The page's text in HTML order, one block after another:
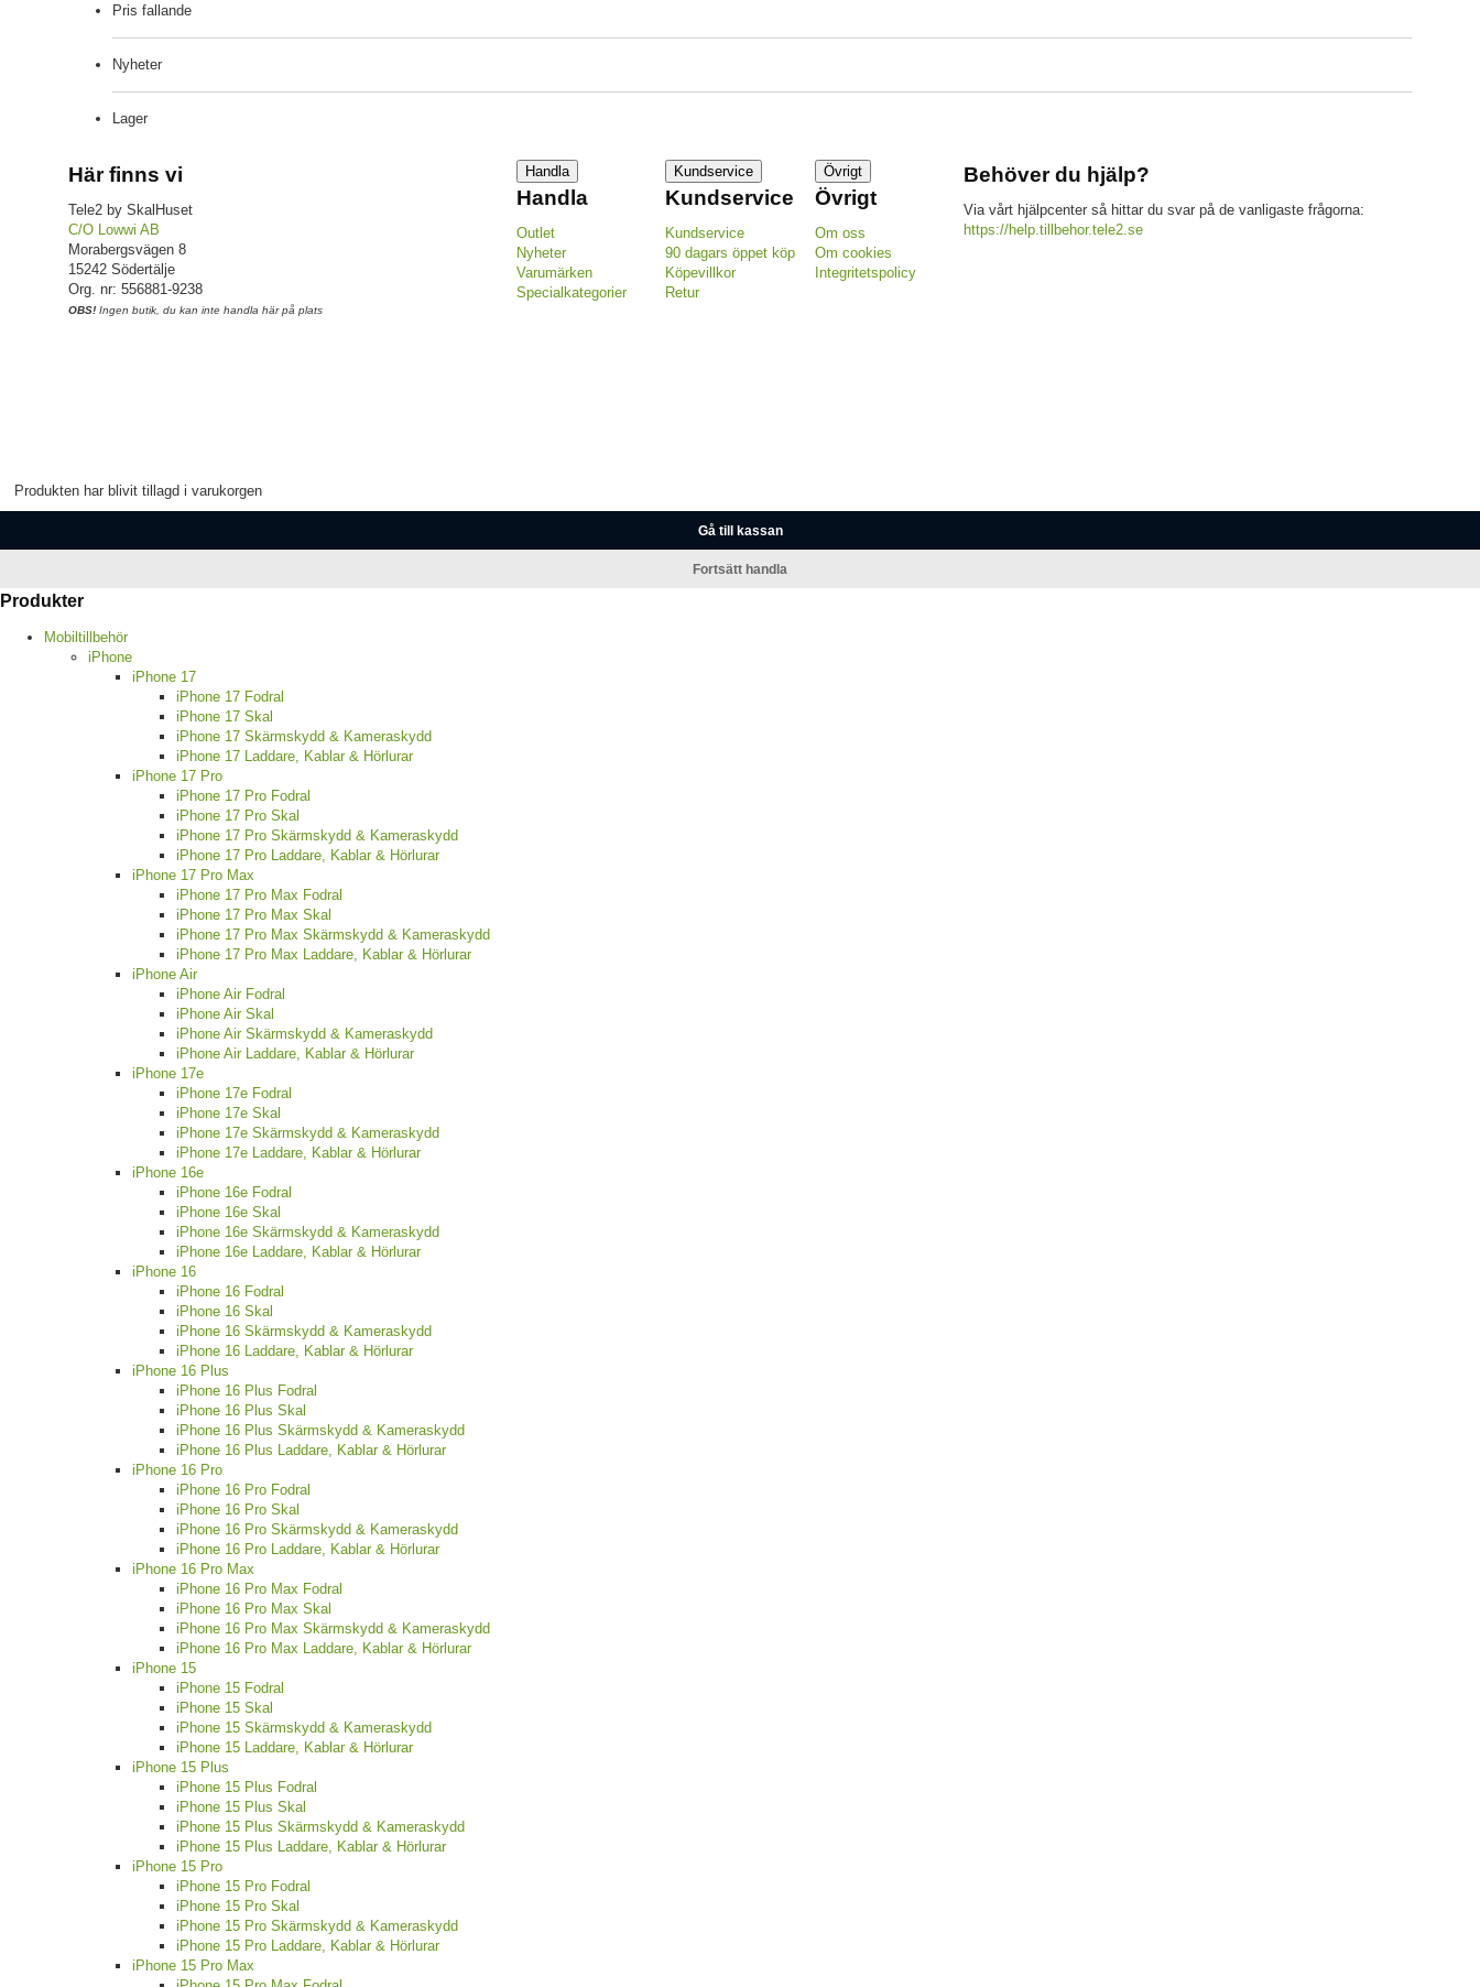
Pris fallande
Nyheter
Lager
Här finns vi
Tele2 by SkalHuset
C/O Lowwi AB
Morabergsvägen 8
15242 Södertälje
Org. nr: 556881-9238
OBS! Ingen butik, du kan inte handla här på plats
Handla
Handla
Outlet
Nyheter
Varumärken
Specialkategorier
Kundservice
Kundservice
Kundservice
90 dagars öppet köp
Köpevillkor
Retur
Övrigt
Övrigt
Om oss
Om cookies
Integritetspolicy
Behöver du hjälp?
Via vårt hjälpcenter så hittar du svar på de vanligaste frågorna:
https://help.tillbehor.tele2.se
Produkten har blivit tillagd i varukorgen
Gå till kassan
Fortsätt handla
Produkter
Mobiltillbehör
iPhone
iPhone 17
iPhone 17 Fodral
iPhone 17 Skal
iPhone 17 Skärmskydd & Kameraskydd
iPhone 17 Laddare, Kablar & Hörlurar
iPhone 17 Pro
iPhone 17 Pro Fodral
iPhone 17 Pro Skal
iPhone 17 Pro Skärmskydd & Kameraskydd
iPhone 17 Pro Laddare, Kablar & Hörlurar
iPhone 17 Pro Max
iPhone 17 Pro Max Fodral
iPhone 17 Pro Max Skal
iPhone 17 Pro Max Skärmskydd & Kameraskydd
iPhone 17 Pro Max Laddare, Kablar & Hörlurar
iPhone Air
iPhone Air Fodral
iPhone Air Skal
iPhone Air Skärmskydd & Kameraskydd
iPhone Air Laddare, Kablar & Hörlurar
iPhone 17e
iPhone 17e Fodral
iPhone 17e Skal
iPhone 17e Skärmskydd & Kameraskydd
iPhone 17e Laddare, Kablar & Hörlurar
iPhone 16e
iPhone 16e Fodral
iPhone 16e Skal
iPhone 16e Skärmskydd & Kameraskydd
iPhone 16e Laddare, Kablar & Hörlurar
iPhone 16
iPhone 16 Fodral
iPhone 16 Skal
iPhone 16 Skärmskydd & Kameraskydd
iPhone 16 Laddare, Kablar & Hörlurar
iPhone 16 Plus
iPhone 16 Plus Fodral
iPhone 16 Plus Skal
iPhone 16 Plus Skärmskydd & Kameraskydd
iPhone 16 Plus Laddare, Kablar & Hörlurar
iPhone 16 Pro
iPhone 16 Pro Fodral
iPhone 16 Pro Skal
iPhone 16 Pro Skärmskydd & Kameraskydd
iPhone 16 Pro Laddare, Kablar & Hörlurar
iPhone 16 Pro Max
iPhone 16 Pro Max Fodral
iPhone 16 Pro Max Skal
iPhone 16 Pro Max Skärmskydd & Kameraskydd
iPhone 16 Pro Max Laddare, Kablar & Hörlurar
iPhone 15
iPhone 15 Fodral
iPhone 15 Skal
iPhone 15 Skärmskydd & Kameraskydd
iPhone 15 Laddare, Kablar & Hörlurar
iPhone 15 Plus
iPhone 15 Plus Fodral
iPhone 15 Plus Skal
iPhone 15 Plus Skärmskydd & Kameraskydd
iPhone 15 Plus Laddare, Kablar & Hörlurar
iPhone 15 Pro
iPhone 15 Pro Fodral
iPhone 15 Pro Skal
iPhone 15 Pro Skärmskydd & Kameraskydd
iPhone 15 Pro Laddare, Kablar & Hörlurar
iPhone 15 Pro Max